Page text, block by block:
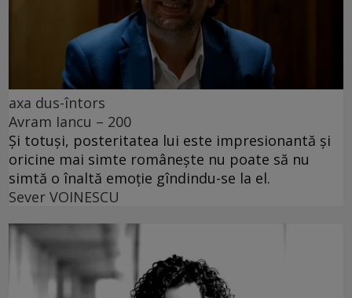
axa dus-întors
Avram Iancu – 200
Și totuși, posteritatea lui este impresionantă și
oricine mai simte românește nu poate să nu
simtă o înaltă emoție gîndindu-se la el.
Sever VOINESCU